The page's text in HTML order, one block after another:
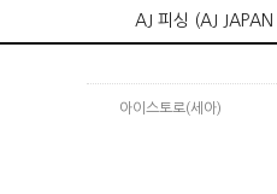
AJ 피싱 (AJ JAPAN
아이스토로(세아)